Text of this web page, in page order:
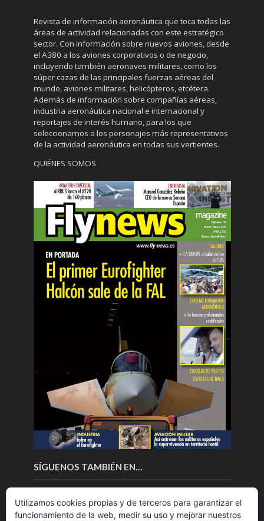
Revista de información aeronáutica que toca todas las
áreas de actividad relacionadas con este estratégico
sector. Con información sobre nuevos aviones, desde
el A380 a los aviones corporativos o de negocio,
incluyendo también aeronaves militares, como los
súper cazas de las principales fuerzas aéreas del
mundo, aviones militares, helicópteros, etcétera.
Además de información sobre compañías aéreas,
industria aeronáutica nacional e internacional y
reportajes de interés humano, para los que
seleccionamos a los personajes más representativos
de la actividad aeronáutica en todas sus vertientes.
QUIÉNES SOMOS
SÍGUENOS TAMBIÉN EN…
Utilizamos cookies propias y de terceros para garantizar el
funcionamiento de la web, medir su uso y mejorar nuestros